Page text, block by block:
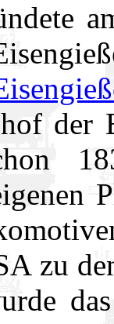
der
zu